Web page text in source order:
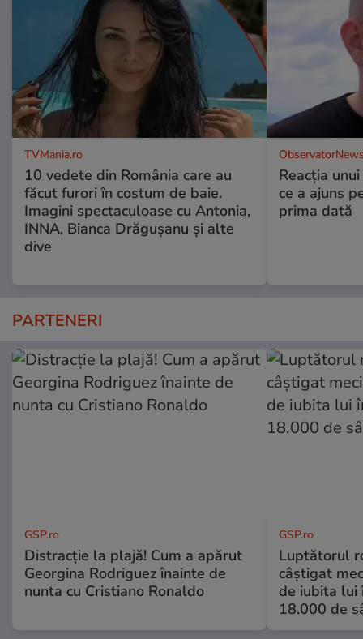
TVMania.ro
10 vedete din România care au
făcut furori în costum de baie.
Imagini spectaculoase cu Antonia,
INNA, Bianca Drăgușanu și alte
dive
Reacția
ce a ajuns
prima dată
PARTENERI
GSP.ro
Distracție la plajă! Cum a apărut
Georgina Rodriguez înainte de
nunta cu Cristiano Ronaldo
GSP.ro
Luptătorul
câștigat
de iubita lui
18.000 de